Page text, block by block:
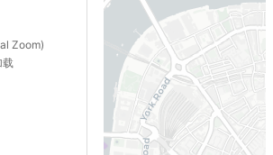
Zoom)
载